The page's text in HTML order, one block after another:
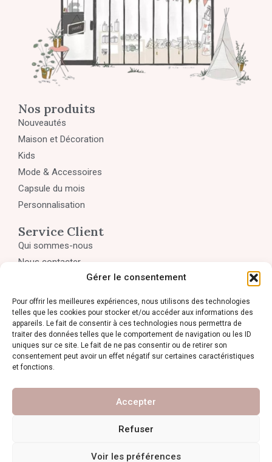
Gérer le consentement
Pour offrir les meilleures expériences, nous utilisons des technologies
telles que les cookies pour stocker et/ou accéder aux informations des
appareils. Le fait de consentir à ces technologies nous permettra de
traiter des données telles que le comportement de navigation ou les ID
uniques sur ce site. Le fait de ne pas consentir ou de retirer son
consentement peut avoir un effet négatif sur certaines caractéristiques
et fonctions.
Accepter
Refuser
Voir les préférences
Nos produits
Nouveautés
Maison et Décoration
Kids
Mode & Accessoires
Capsule du mois
Personnalisation
Service Client
Qui sommes-nous
Nous contacter
Politique de confidentialité
CGV et retours
Contact
09 86 58 83 58